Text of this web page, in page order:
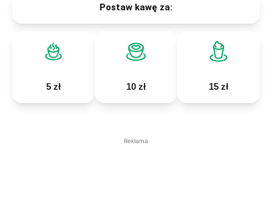
Postaw kawę za:
5 zł 10 zł 15 zł
Reklama